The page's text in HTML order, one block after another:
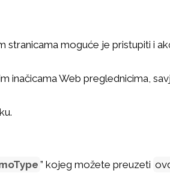
stranicama moguće je pristupiti i
Web preglednicima,
” kojeg možete preuzeti